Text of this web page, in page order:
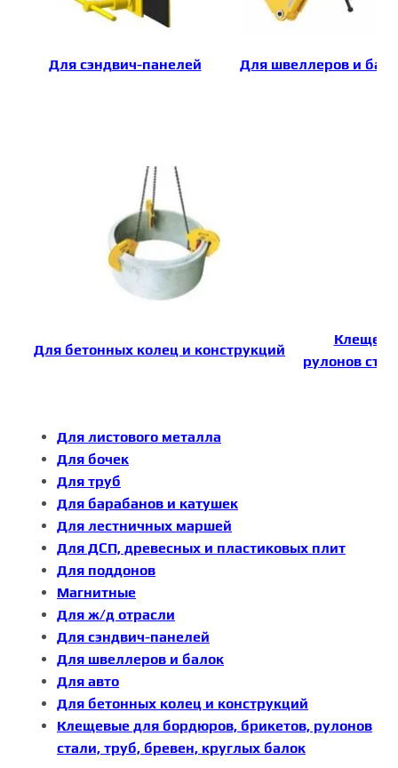
Для сэндвич-панелей Для швеллеров и
Для бетонных колец и конструкций
рулонов
Для листового металла
Для бочек
Для труб
Для барабанов и катушек
Для лестничных маршей
Для ДСП, древесных и пластиковых плит
Для поддонов
Магнитные
Для ж/д отрасли
Для сэндвич-панелей
Для швеллеров и балок
Для авто
Для бетонных колец и конструкций
Клещевые для бордюров, брикетов, рулонов
стали, труб, бревен, круглых балок